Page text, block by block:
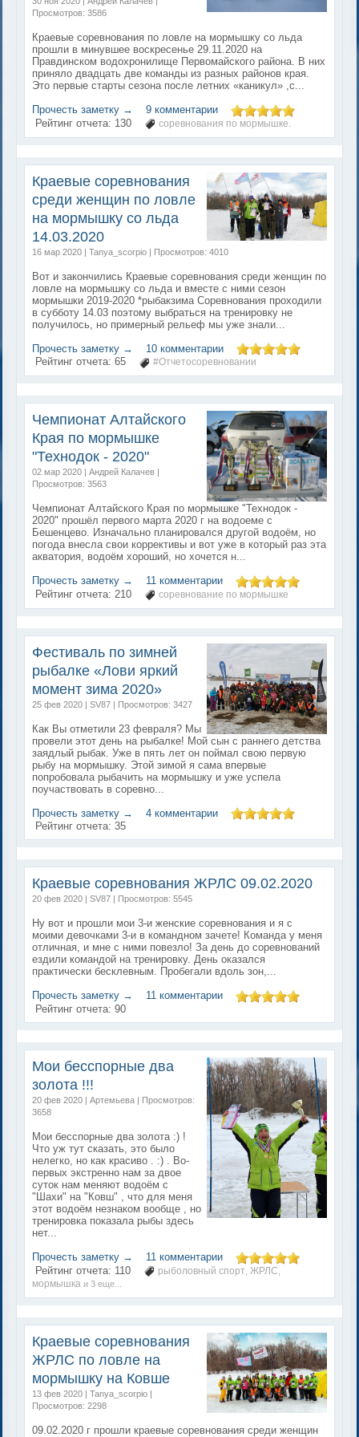
Просмотров: 3586
Краевые соревнования по ловле на мормышку со льда
прошли в минувшее воскресенье 29.11.2020 на
Правдинском водохронилище Первомайского района. В них
приняло двадцать две команды из разных районов края.
Это первые старты сезона после летних «каникул» ,с...
Прочесть заметку →
9 комментарии
Рейтинг отчета: 130 соревнования по мормышке.
Краевые соревнования
среди женщин по ловле
на мормышку со льда
14.03.2020
16 мар 2020 | Tanya_scorpio | Просмотров: 4010
Вот и закончились Краевые соревнования среди женщин по
ловле на мормышку со льда и вместе с ними сезон
мормышки 2019-2020 *рыбакзима Соревнования проходили
в субботу 14.03 поэтому выбраться на тренировку не
получилось, но примерный рельеф мы уже знали...
Прочесть заметку →
10 комментарии
Рейтинг отчета:65 #Отчетосоревновании
Чемпионат Алтайского
Края по мормышке
"Технодок - 2020"
02 мар 2020 | Андрей Калачев |
Просмотров: 3563
Чемпионат Алтайского Края по мормышке "Технодок -
2020" прошёл первого марта 2020 г на водоеме с
Бешенцево. Изначально планировался другой водоём, но
погода внесла свои коррективы и вот уже в который раз эта
акватория, водоём хороший, но хочется н...
Прочесть заметку →
11 комментарии
Рейтинг отчета: 210 соревнование по мормышке
Фестиваль по зимней
рыбалке «Лови яркий
момент зима 2020»
25 фев 2020 | SV87 | Просмотров: 3427
Как Вы отметили 23 февраля? Мы
провели этот день на рыбалке! Мой сын с раннего детства
заядлый рыбак. Уже в пять лет он поймал свою первую
рыбу на мормышку. Этой зимой я сама впервые
попробовала рыбачить на мормышку и уже успела
поучаствовать в соревно...
Прочесть заметку →
4 комментарии
Рейтинг отчета:35
Краевые соревнования ЖРЛС 09.02.2020
20 фев 2020 | SV87 | Просмотров: 5545
Ну вот и прошли мои 3-и женские соревнования и я с
моими девочками 3-и в командном зачете! Команда у меня
отличная, и мне с ними повезло! За день до соревнований
ездили командой на тренировку. День оказался
практически бесклевным. Пробегали вдоль зон,...
Прочесть заметку →
11 комментарии
Рейтинг отчета:90
Мои бесспорные два
золота !!!
20 фев 2020 | Артемьева | Просмотров:
3658
Мои бесспорные два золота :) !
Что уж тут сказать, это было
нелегко, но как красиво . :) . Во-
первых экстренно нам за двое
суток нам меняют водоём с
"Шахи" на "Ковш" , что для меня
этот водоём незнаком вообще , но
тренировка показала рыбы здесь
нет...
Прочесть заметку →
11 комментарии
Рейтинг отчета: 110 рыболовный спорт ЖРЛС
мормышка и 3 еще...
Краевые соревнования
ЖРЛС по ловле на
мормышку на Ковше
13 фев 2020 | Tanya_scorpio |
Просмотров: 2298
09.02.2020 г прошли краевые соревнования среди женщин